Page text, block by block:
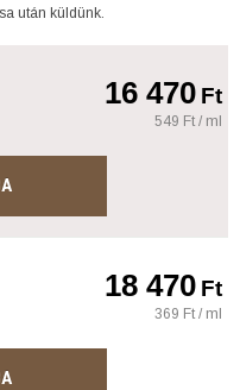
után küldünk.
16 470Ft
549 Ft / ml
18 470Ft
369 Ft / ml